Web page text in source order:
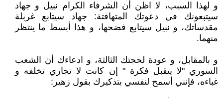
و لهذا السبب، لا اظن أن الشرفاء الكرام نبيل و جهاد
سيتبعونك في دعوتك المتهافتة: جهاد سيتابع غربلة
مقدساتك، و نبيل سيتابع فضحها، و هذا أبسط ما ينتظر
منهما.
و بالمقابل، و عودة لحجتك الثالثة، و ادعاءك أن الشعب
السوري "لا يتقبل فكرة " إن كانت لا تجاري تخلفه و
غباءه، فإنني أسمح لنفسي بتذكيرك بقول زهير: